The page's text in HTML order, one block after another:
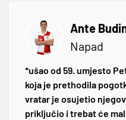
Ante
Napad
*ušao od 59. umjesto
koja je prethodila
vratar je osujetio
priključio i trebat će